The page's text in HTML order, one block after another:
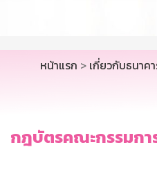
TH
GSB
หน้าแรก > เกี่ยวกับธนาค
กฎบัตรคณะกรรมกา